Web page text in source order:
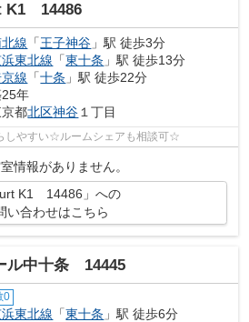
K1 14486
線 「王子神谷 」駅 徒歩3分
東北線 「東十条 」駅 徒歩13分
線 「十条 」駅 徒歩22分
年
都北区神谷 １丁目
しやすい☆ルームシェアも相談可☆
情報がありません。
K1 14486」への
い合わせはこちら
ル中十条 14445
0
東北線 「東十条 」駅 徒歩6分